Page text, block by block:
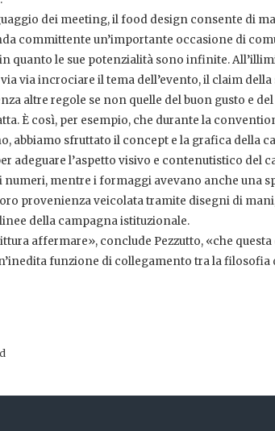
dei meeting, il food design consente di
committente un’importante occasione di
quanto le sue potenzialità sono infinite.
via incrociare il tema dell’evento, il claim
altre regole se non quelle del buon gusto e
È così, per esempio, che durante la
abbiamo sfruttato il concept e la grafica della
adeguare l’aspetto visivo e contenutistico del
numeri, mentre i formaggi avevano anche una
provenienza veicolata tramite disegni di
della campagna istituzionale.
affermare», conclude Pezzutto, «che
funzione di collegamento tra la filosofia